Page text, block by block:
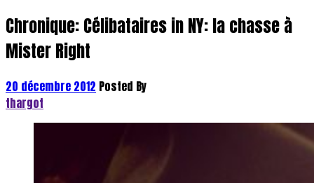
Chronique: Célibataires in NY: la chasse à
Mister Right
20 décembre 2012 Posted By
thargot